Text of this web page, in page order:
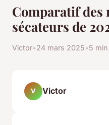
Comparatif des
sécateurs de
Victor•24 mars 2025•5
V Victor